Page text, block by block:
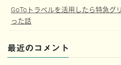
GoToトラベルを活用したら特急グ
った話
最近のコメント